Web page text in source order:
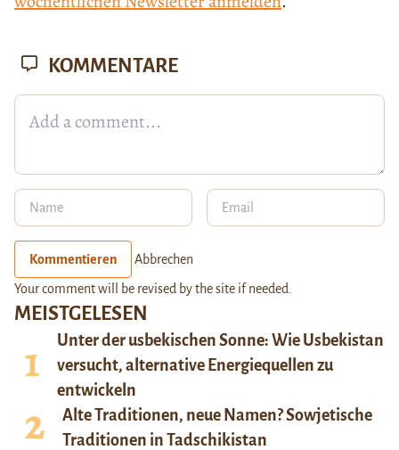
MEISTGELESEN
Unter der usbekischen Sonne: Wie Usbekistan
versucht, alternative Energiequellen zu
entwickeln
Alte Traditionen, neue Namen? Sowjetische
Traditionen in Tadschikistan
KOMMENTARE
Kommentieren Abbrechen
Your comment will be revised by the site if needed.